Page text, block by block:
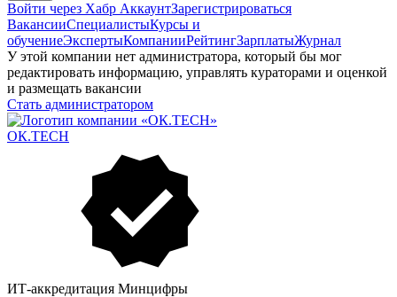
Войти через Хабр АккаунтЗарегистрироваться
ВакансииСпециалистыКурсы и
обучениеЭкспертыКомпанииРейтингЗарплатыЖурнал
У этой компании нет администратора, который бы мог
редактировать информацию, управлять кураторами и оценкой
и размещать вакансии
Стать администратором
ОК.TECH
ИТ-аккредитация Минцифры